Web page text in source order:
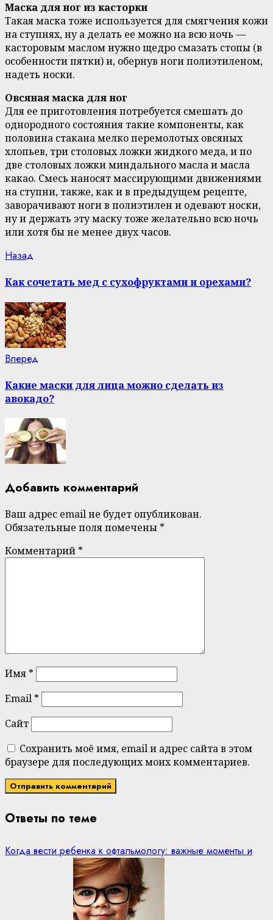
Маска для ног из касторки
Такая маска тоже используется для смягчения кожи
на ступнях, ну а делать ее можно на всю ночь —
касторовым маслом нужно щедро смазать стопы (в
особенности пятки) и, обернув ноги полиэтиленом,
надеть носки.
Овсяная маска для ног
Для ее приготовления потребуется смешать до
однородного состояния такие компоненты, как
половина стакана мелко перемолотых овсяных
хлопьев, три столовых ложки жидкого меда, и по
две столовых ложки миндального масла и масла
какао. Смесь наносят массирующими движениями
на ступни, также, как и в предыдущем рецепте,
заворачивают ноги в полиэтилен и одевают носки,
ну и держать эту маску тоже желательно всю ночь
или хотя бы не менее двух часов.
Continue
Reading
Назад
Как сочетать мед с сухофруктами и орехами?
Вперед
Какие маски для лица можно сделать из
авокадо?
Добавить комментарий
Ваш адрес email не будет опубликован.
Обязательные поля помечены *
Комментарий *
Имя *
Email *
Сайт
Сохранить моё имя, email и адрес сайта в этом
браузере для последующих моих комментариев.
Ответы по теме
Когда вести ребенка к офтальмологу: важные моменты и